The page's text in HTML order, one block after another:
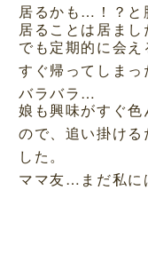
居るかも…！？と
居ることは居まし
でも定期的に会
すぐ帰ってしま
バラバラ…
娘も興味がすぐ
ので、追い掛ける
した。
ママ友…まだ私